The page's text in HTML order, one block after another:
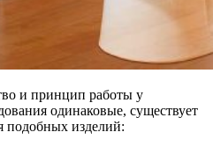
и принцип работы у
одинаковые, существует
подобных изделий: